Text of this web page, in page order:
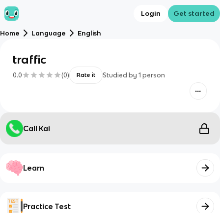
Login Get started
Home Language English
traffic
0.0 (0) Rate it Studied by 1 person
Call Kai
Learn
Practice Test